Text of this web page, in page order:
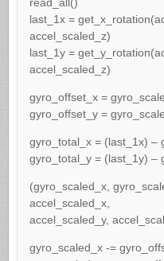
last_1x =
accel_scaled_z)
last_1y =
accel_scaled_z)
gyro_offset_x =
gyro_offset_y =
gyro_total_x = (last_1x) –
gyro_total_y = (last_1y) –
(gyro_scaled_x,
accel_scaled_x,
accel_scaled_y,
gyro_scaled_x -=